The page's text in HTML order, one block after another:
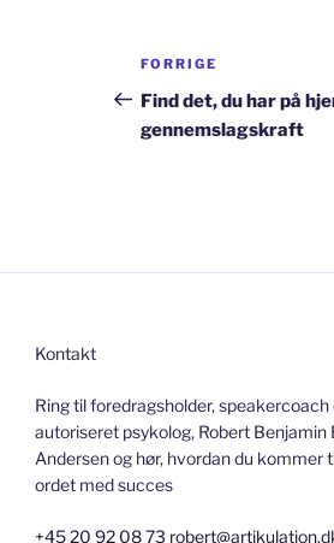
Forrige
indlæg
FORRIGE
Find det, du har på
gennemslagskraft
Kontakt
Ring til foredragsholder, speakercoach
autoriseret psykolog, Robert Benjamin
Andersen og hør, hvordan du kommer
ordet med succes
+45 20 92 08 73